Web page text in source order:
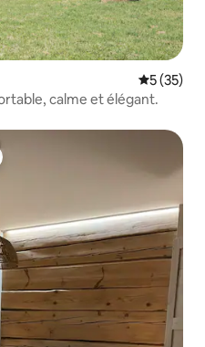
5 (35)
calme et élégant.
appréciés